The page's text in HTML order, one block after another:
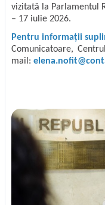
vizitată la Parlamentul
– 17 iulie 2026.
Pentru informații
Comunicatoare,
mail: